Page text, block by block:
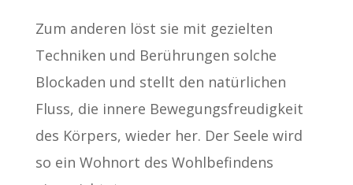
Zum anderen löst sie mit gezielten
Techniken und Berührungen solche
Blockaden und stellt den natürlichen
Fluss, die innere Bewegungsfreudigkeit
des Körpers, wieder her. Der Seele wird
so ein Wohnort des Wohlbefindens